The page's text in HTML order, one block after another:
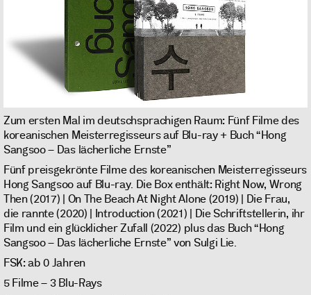
Zum ersten Mal im deutschsprachigen Raum: Fünf Filme des
koreanischen Meisterregisseurs auf Blu-ray + Buch “Hong
Sangsoo – Das lächerliche Ernste”
Fünf preisgekrönte Filme des koreanischen Meisterregisseurs
Hong Sangsoo auf Blu-ray. Die Box enthält: Right Now, Wrong
Then (2017) | On The Beach At Night Alone (2019) | Die Frau,
die rannte (2020) | Introduction (2021) | Die Schriftstellerin, ihr
Film und ein glücklicher Zufall (2022) plus das Buch “Hong
Sangsoo – Das lächerliche Ernste” von Sulgi Lie.
FSK: ab 0 Jahren
5 Filme – 3 Blu-Rays